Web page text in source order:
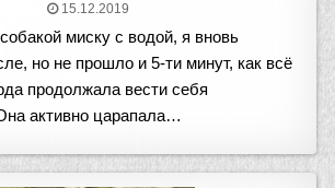
15.12.2019
миску с водой, я вновь
но не прошло и 5-ти минут, как всё
продолжала вести себя
активно царапала…